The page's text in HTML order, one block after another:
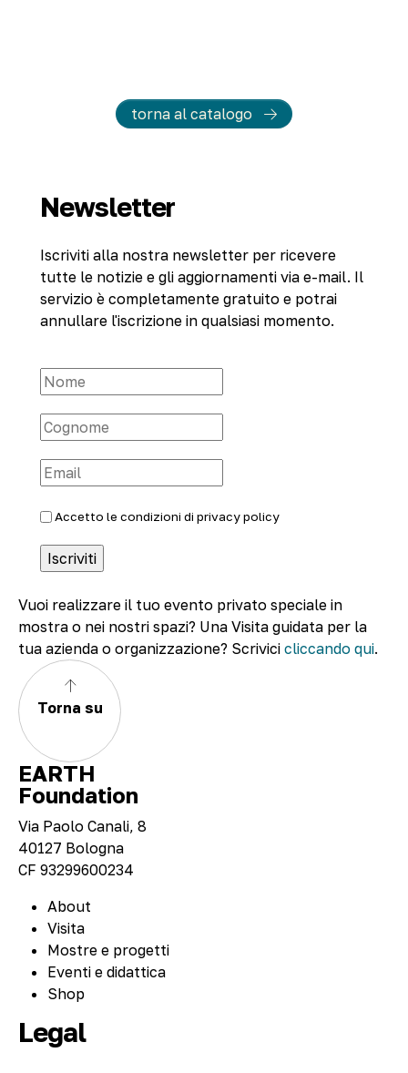
torna al catalogo
Newsletter
Iscriviti alla nostra newsletter per ricevere
tutte le notizie e gli aggiornamenti via e-mail. Il
servizio è completamente gratuito e potrai
annullare l'iscrizione in qualsiasi momento.
Accetto le condizioni di privacy policy
Vuoi realizzare il tuo evento privato speciale in
mostra o nei nostri spazi? Una Visita guidata per la
tua azienda o organizzazione? Scrivici cliccando qui.
Torna su
EARTH
Foundation
Via Paolo Canali, 8
40127 Bologna
CF 93299600234
About
Visita
Mostre e progetti
Eventi e didattica
Shop
Legal